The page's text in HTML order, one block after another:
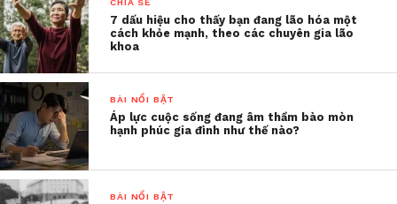
ra người phụ nữ từng kiên
nhẫn, từng dịu dàng với
mình không còn mong chờ
ở anh nữa, anh mới hiểu:
sự bực bội không được
kiểm soát có thể giết
chết một mối quan hệ –
7 dấu hiệu cho thấy bạn đang lão hóa một
cách khỏe mạnh, theo các chuyên gia lão
khoa
BÀI NỔI BẬT
Áp lực cuộc sống đang âm thầm bào mòn
hạnh phúc gia đình như thế nào?
BÀI NỔI BẬT